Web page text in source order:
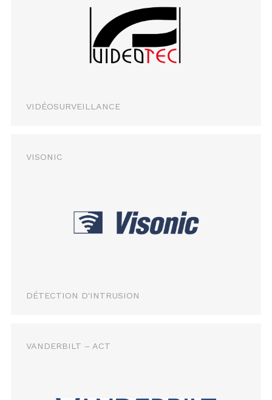
VIDÉOSURVEILLANCE
VISONIC
DÉTECTION D'INTRUSION
VANDERBILT – ACT